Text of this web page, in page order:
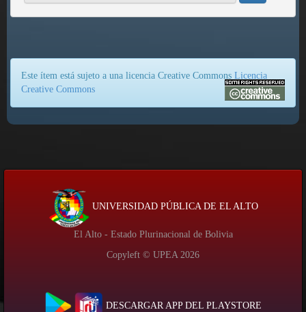
Este ítem está sujeto a una licencia Creative Commons Licencia
Creative Commons
UNIVERSIDAD PÚBLICA DE EL ALTO
El Alto - Estado Plurinacional de Bolivia
Copyleft © UPEA 2026
DESCARGAR APP DEL PLAYSTORE